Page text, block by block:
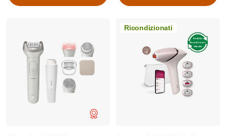
Aggiungi al carrello Aggiungi al carrello
Ricondizionati